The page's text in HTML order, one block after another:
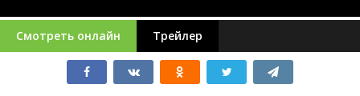
Смотреть онлайн Трейлер